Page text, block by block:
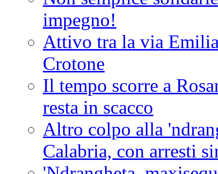
impegno!
Attivo tra la via
Crotone
Il tempo scorre a
resta in scacco
Altro colpo alla
Calabria, con arresti